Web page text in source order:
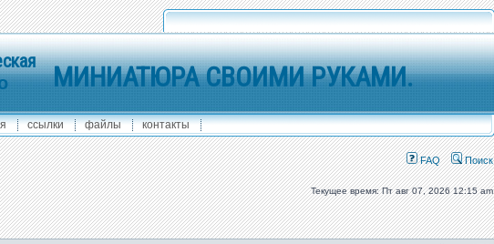
МИНИАТЮРА СВОИМИ РУКАМИ.
ссылки файлы контакты
FAQ Поиск
Текущее время: Пт авг 07, 2026 12:15 am